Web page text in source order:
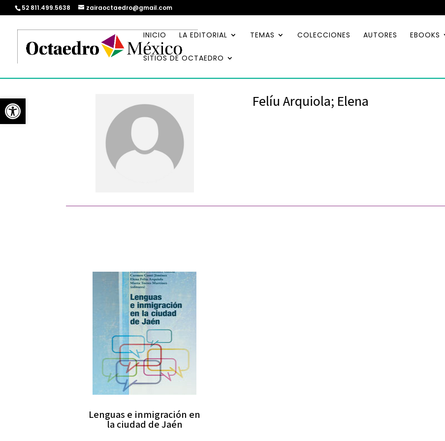
Abrir barra de herramientas
52 811.499.5638 zairaoctaedro@gmail.com
INICIO LA EDITORIAL TEMAS COLECCIONES AUTORES EBOOKS
SITIOS DE OCTAEDRO
Felíu Arquiola; Elena
Lenguas e inmigración en
la ciudad de Jaén